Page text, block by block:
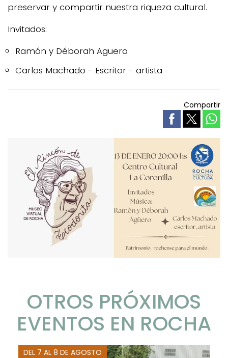
preservar y compartir nuestra riqueza cultural.
Invitados:
Ramón y Déborah Aguero
Carlos Machado - Escritor - artista
Compartir
OTROS PRÓXIMOS
EVENTOS EN ROCHA
DEL 7 AL 8 DE AGOSTO